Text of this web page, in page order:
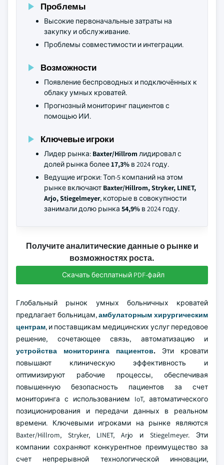
Проблемы
Высокие первоначальные затраты на
закупку и обслуживание.
Проблемы совместимости и интеграции.
Возможности
Появление беспроводных и подключённых к
облаку умных кроватей.
Прогнозный мониторинг пациентов с
помощью ИИ.
Ключевые игроки
Лидер рынка: Baxter/Hillrom лидировал с
долей рынка более17,3% в 2024 году.
Ведущие игроки: Топ-5 компаний на этом
рынке включают Baxter/Hillrom, Stryker, LINET,
Arjo, Stiegelmeyer, которые в совокупности
занимали долю рынка 54,9% в 2024 году.
Получите аналитические данные о рынке и
возможностях роста.
Скачать бесплатный PDF-файл
Глобальный рынок умных больничных кроватей
предлагает больницам,амбулаторным хирургическим
центрам, и поставщикам медицинских услуг передовое
решение, сочетающее связь, автоматизацию и
устройства мониторинга пациентов. Эти кровати
повышают клиническую эффективность и
оптимизируют рабочие процессы, обеспечивая
повышенную безопасность пациентов за счет
мониторинга с использованием IoT, автоматического
позиционирования и передачи данных в реальном
времени. Ключевыми игроками на рынке являются
Baxter/Hillrom, Stryker, LINET, Arjo и Stiegelmeyer. Эти
компании сохраняют конкурентное преимущество за
счет непрерывной технологической инновации,